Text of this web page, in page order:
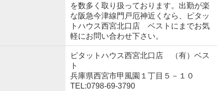
を数多く取り扱っております。出勤が楽
な阪急今津線門戸厄神近くなら、ピタッ
トハウス西宮北口店 ベストにまでお気
軽にお問い合わせ下さい。
ピタットハウス西宮北口店 （有）ベス
ト
兵庫県西宮市甲風園１丁目５－１０
TEL:0798-69-3790